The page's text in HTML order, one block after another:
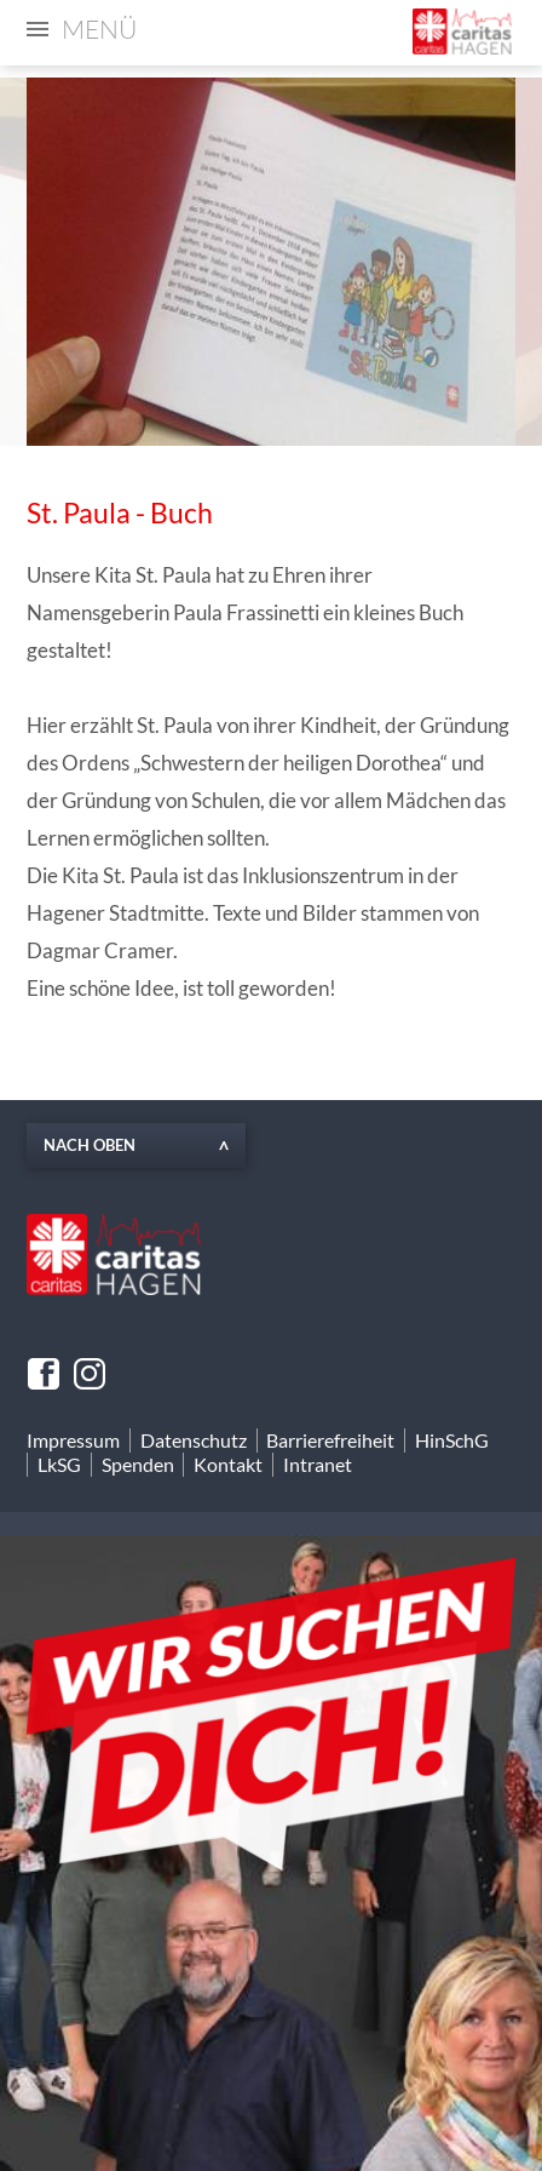
MENÜ
St. Paula - Buch
Unsere Kita St. Paula hat zu Ehren ihrer
Namensgeberin Paula Frassinetti ein kleines Buch
gestaltet!
Hier erzählt St. Paula von ihrer Kindheit, der Gründung
des Ordens „Schwestern der heiligen Dorothea“ und
der Gründung von Schulen, die vor allem Mädchen das
Lernen ermöglichen sollten.
Die Kita St. Paula ist das Inklusionszentrum in der
Hagener Stadtmitte. Texte und Bilder stammen von
Dagmar Cramer.
Eine schöne Idee, ist toll geworden!
NACH OBEN
Impressum Datenschutz Barrierefreiheit
HinSchG
LkSG
Spenden Kontakt Intranet